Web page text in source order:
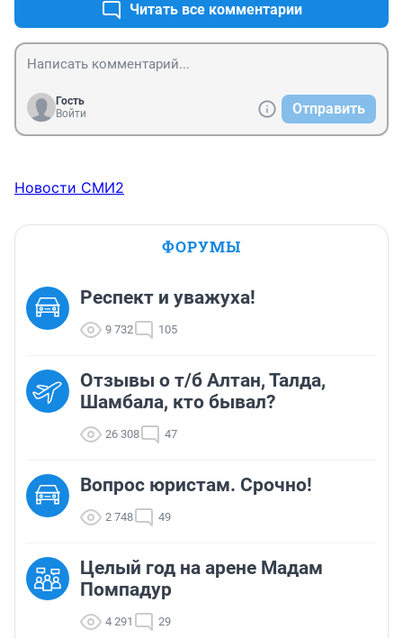
Читать все комментарии
Гость
Войти
Отправить
Новости СМИ2
ФОРУМЫ
Респект и уважуха!
9 732 105
Отзывы о т/б Алтан, Талда,
Шамбала, кто бывал?
26 308 47
Вопрос юристам. Срочно!
2 748 49
Целый год на арене Мадам
Помпадур
4 291 29